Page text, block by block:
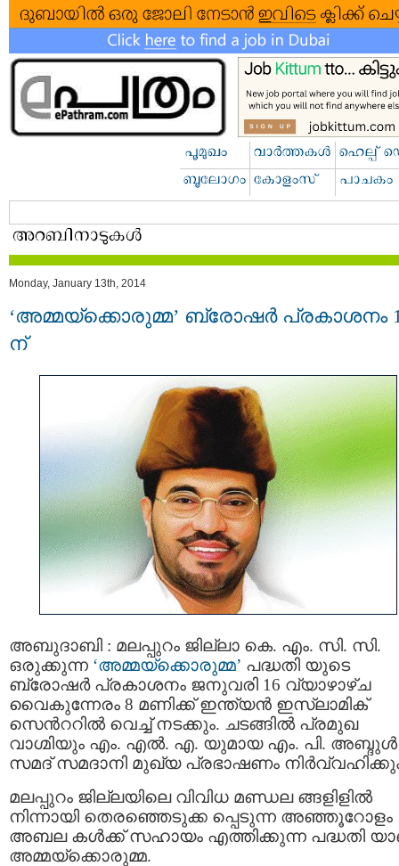
Monday, January 13th, 2014
‘അമ്മയ്‌ക്കൊരുമ്മ’ ബ്രോഷര്‍ പ്രകാശനം
ന്
അബുദാബി : മലപ്പുറം ജില്ലാ കെ. എം. സി. സി.
ഒരുക്കുന്ന ‘അമ്മയ്‌ക്കൊരുമ്മ’ പദ്ധതി യുടെ
ബ്രോഷര്‍ പ്രകാശനം ജനുവരി 16 വ്യാഴാഴ്ച
വൈകുന്നേരം 8 മണിക്ക് ഇന്ത്യന്‍ ഇസ്‌ലാമിക്
സെന്‍ററില്‍ വെച്ച് നടക്കും. ചടങ്ങില്‍ പ്രമുഖ
വാഗ്മിയും എം. എല്‍. എ. യുമായ എം. പി. അബ്ദുള്‍
സമദ് സമദാനി മുഖ്യ പ്രഭാഷണം
മലപ്പുറം ജില്ലയിലെ വിവിധ മണ്ഡല ങ്ങളിളില്‍
നിന്നായി തെരഞ്ഞെടുക്ക പ്പെടുന്ന അഞ്ഞൂറോളം
അബല കള്‍ക്ക് സഹായം എത്തിക്കുന്ന പദ്ധതി
അമ്മയ്‌ക്കൊരുമ്മ.